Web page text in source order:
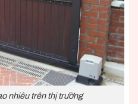
nhiêu trên thị trường